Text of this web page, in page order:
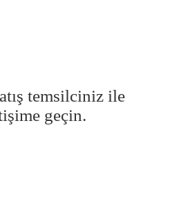
temsilciniz ile
geçin.